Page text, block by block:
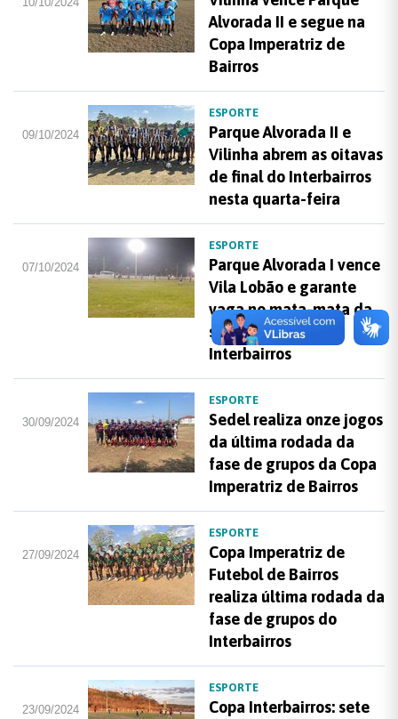
Alvorada II e segue na
Copa Imperatriz de
Bairros
09/10/2024
ESPORTE
Parque Alvorada II e
Vilinha abrem as oitavas
de final do Interbairros
nesta quarta-feira
07/10/2024
ESPORTE
Parque Alvorada I vence
Vila Lobão e garante
vaga no mata-mata da
segunda fase do
Interbairros
30/09/2024
ESPORTE
Sedel realiza onze jogos
da última rodada da
fase de grupos da Copa
Imperatriz de Bairros
27/09/2024
ESPORTE
Copa Imperatriz de
Futebol de Bairros
realiza última rodada da
fase de grupos do
Interbairros
23/09/2024
ESPORTE
Copa Interbairros: sete